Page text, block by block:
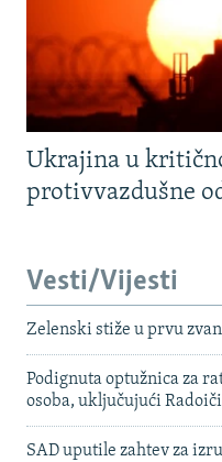
Ukrajina u
protivvazdušne
Vesti/Vijesti
Zelenski stiže u prvu
Podignuta optužnica za
osoba, uključujući
SAD uputile zahtev za